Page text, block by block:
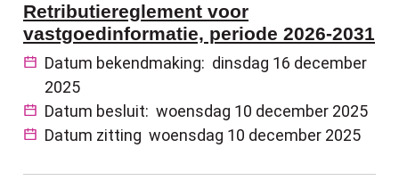
Retributiereglement voor
vastgoedinformatie, periode 2026-2031
Datum bekendmaking: dinsdag 16 december
2025
Datum besluit: woensdag 10 december 2025
Datum zitting woensdag 10 december 2025